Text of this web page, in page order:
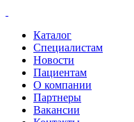
Каталог
Специалистам
Новости
Пациентам
О компании
Партнеры
Вакансии